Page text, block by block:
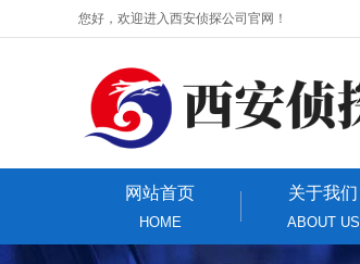
您好，欢迎进入西安侦探公司官网！
网站首页
HOME
关于我们
ABOUT US